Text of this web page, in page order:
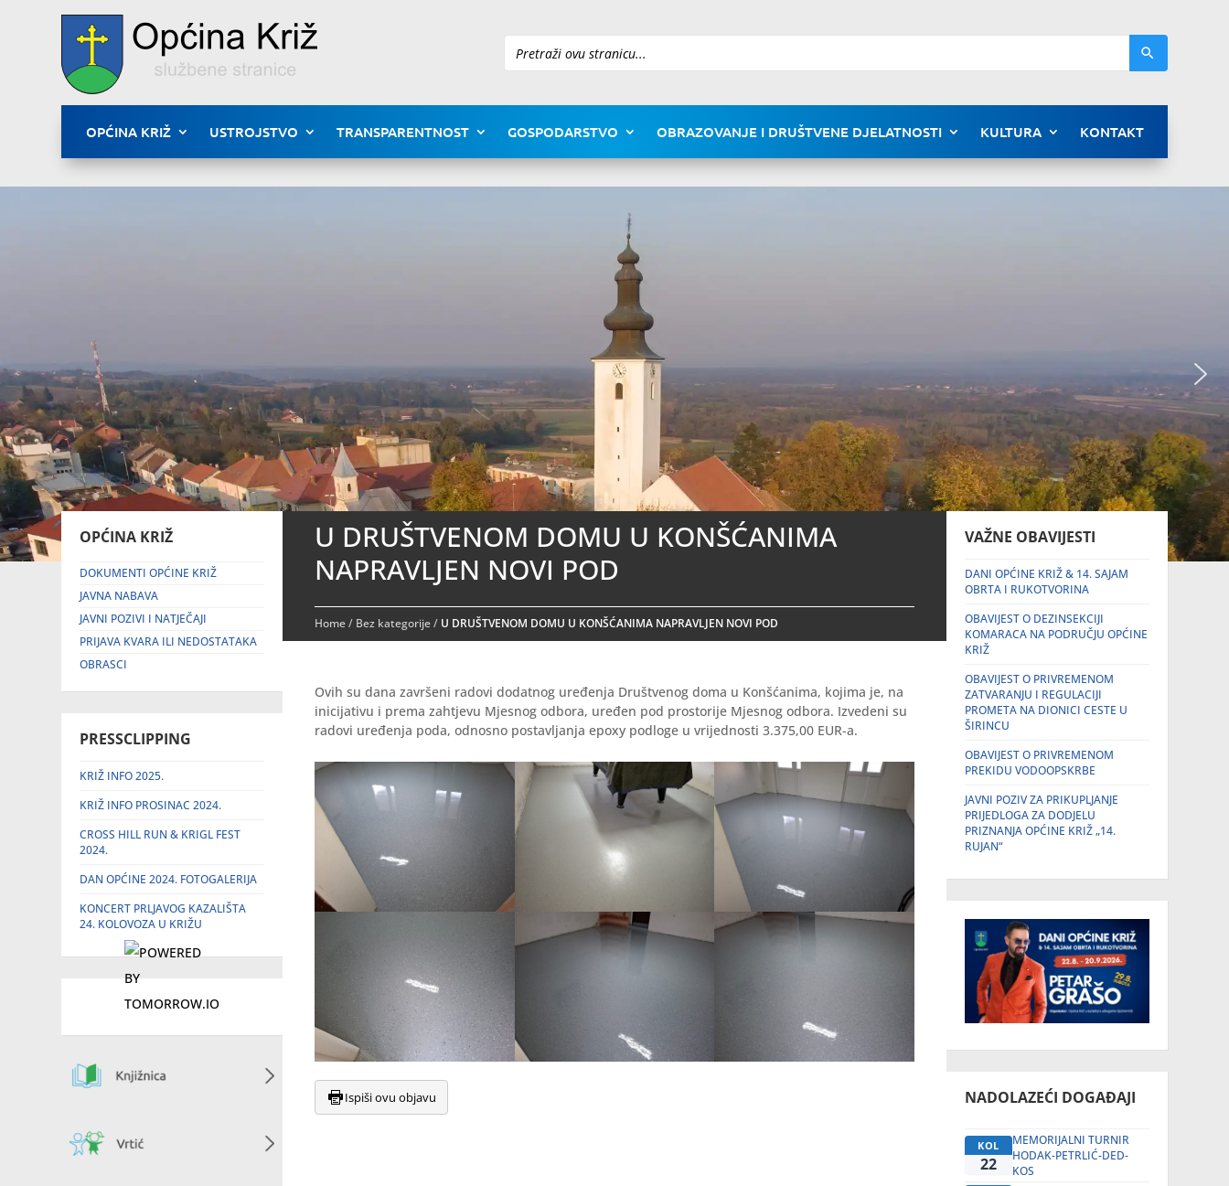
Pretraži
OPĆINA KRIŽ USTROJSTVO TRANSPARENTNOST GOSPODARSTVO OBRAZOVANJE I DRUŠTVENE DJELATNOSTI KULTURA KONTAKT
OPĆINA KRIŽ
DOKUMENTI OPĆINE KRIŽ
JAVNA NABAVA
JAVNI POZIVI I NATJEČAJI
PRIJAVA KVARA ILI NEDOSTATAKA
OBRASCI
PRESSCLIPPING
KRIŽ INFO 2025.
KRIŽ INFO PROSINAC 2024.
CROSS HILL RUN & KRIGL FEST
2024.
DAN OPĆINE 2024. FOTOGALERIJA
KONCERT PRLJAVOG KAZALIŠTA
24. KOLOVOZA U KRIŽU
U DRUŠTVENOM DOMU U KONŠĆANIMA
NAPRAVLJEN NOVI POD
Home/ Bez kategorije/ U DRUŠTVENOM DOMU U KONŠĆANIMA NAPRAVLJEN NOVI POD
Ovih su dana završeni radovi dodatnog uređenja Društvenog doma u Konšćanima, kojima je, na
inicijativu i prema zahtjevu Mjesnog odbora, uređen pod prostorije Mjesnog odbora. Izvedeni su
radovi uređenja poda, odnosno postavljanja epoxy podloge u vrijednosti 3.375,00 EUR-a.
Ispiši ovu objavu
VAŽNE OBAVIJESTI
DANI OPĆINE KRIŽ & 14. SAJAM
OBRTA I RUKOTVORINA
OBAVIJEST O DEZINSEKCIJI
KOMARACA NA PODRUČJU OPĆINE
KRIŽ
OBAVIJEST O PRIVREMENOM
ZATVARANJU I REGULACIJI
PROMETA NA DIONICI CESTE U
ŠIRINCU
OBAVIJEST O PRIVREMENOM
PREKIDU VODOOPSKRBE
JAVNI POZIV ZA PRIKUPLJANJE
PRIJEDLOGA ZA DODJELU
PRIZNANJA OPĆINE KRIŽ „14.
RUJAN“
NADOLAZEĆI DOGAĐAJI
KOL
22
MEMORIJALNI TURNIR
HODAK-PETRLIĆ-DED-
KOS